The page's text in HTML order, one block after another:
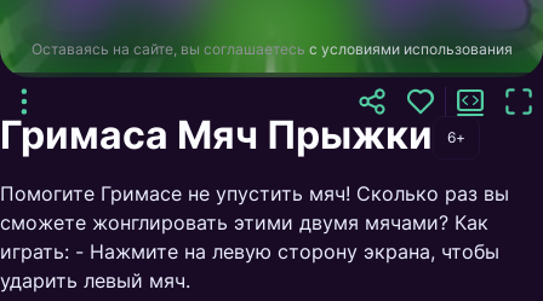
Оставаясь на сайте, вы соглашаетесь с условиями использования
Гримаса Мяч Прыжки 6+
Помогите Гримасе не упустить мяч! Сколько раз вы
сможете жонглировать этими двумя мячами? Как
играть: - Нажмите на левую сторону экрана, чтобы
ударить левый мяч.